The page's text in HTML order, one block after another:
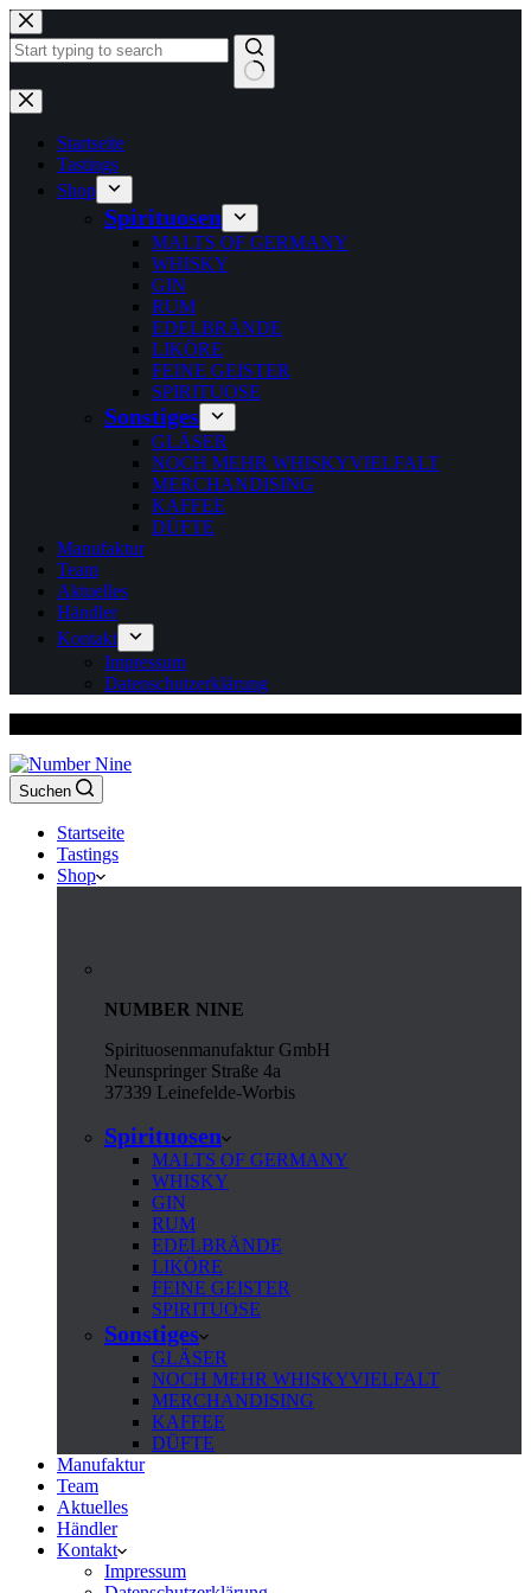
Zum
Inhalt
springen
Keine
Ergebnisse
Startseite
Tastings
Shop
Spirituosen
MALTS OF GERMANY
WHISKY
GIN
RUM
EDELBRÄNDE
LIKÖRE
FEINE GEISTER
SPIRITUOSE
Sonstiges
GLÄSER
NOCH MEHR WHISKYVIELFALT
MERCHANDISING
KAFFEE
DÜFTE
Manufaktur
Team
Aktuelles
Händler
Kontakt
Impressum
Datenschutzerklärung
Suchen
Startseite
Tastings
Shop
NUMBER NINE
Spirituosenmanufaktur GmbH
Neunspringer Straße 4a
37339 Leinefelde-Worbis
Spirituosen
MALTS OF GERMANY
WHISKY
GIN
RUM
EDELBRÄNDE
LIKÖRE
FEINE GEISTER
SPIRITUOSE
Sonstiges
GLÄSER
NOCH MEHR WHISKYVIELFALT
MERCHANDISING
KAFFEE
DÜFTE
Manufaktur
Team
Aktuelles
Händler
Kontakt
Impressum